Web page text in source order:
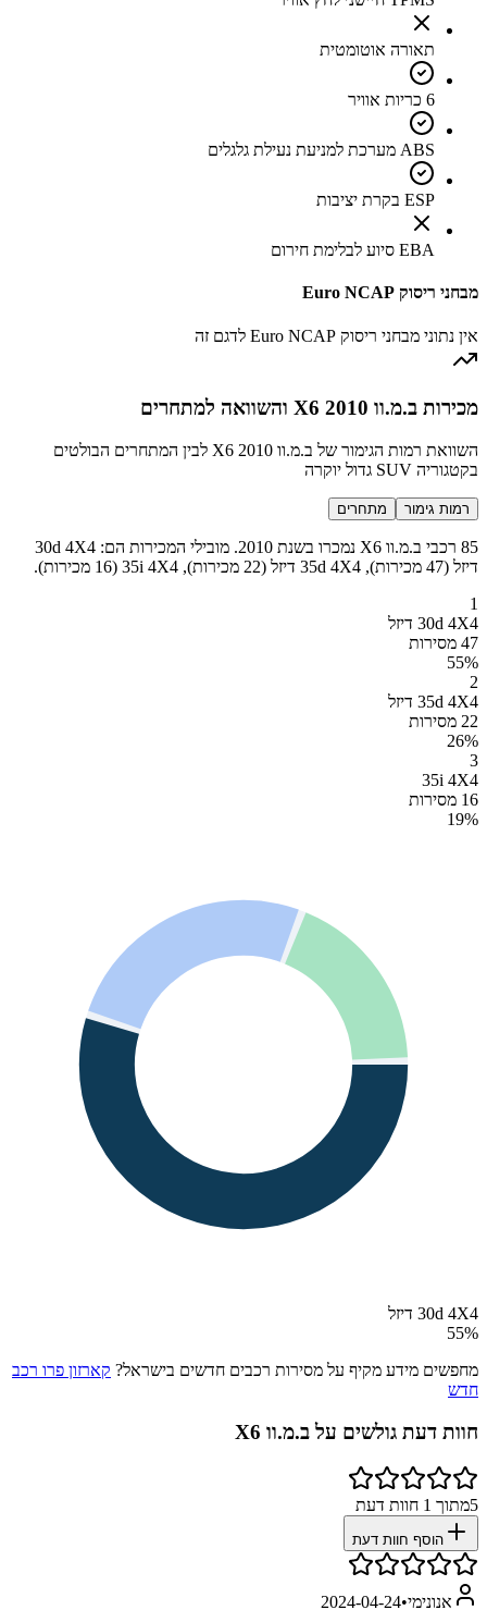
תאורה אוטומטית
6 כריות אוויר
ABS מערכת למניעת נעילת גלגלים
ESP בקרת יציבות
EBA סיוע לבלימת חירום
מבחני ריסוק Euro NCAP
אין נתוני מבחני ריסוק Euro NCAP לדגם זה
מכירות ב.מ.וו X6 2010 והשוואה למתחרים
השוואת רמות הגימור של ב.מ.וו X6 2010 לבין המתחרים הבולטים
בקטגוריה SUV גדול יוקרה
רמות גימור מתחרים
85 רכבי ב.מ.וו X6 נמכרו בשנת 2010. מובילי המכירות הם: 30d 4X4
דיזל (47 מכירות), 35d 4X4 דיזל (22 מכירות), 35i 4X4 (16 מכירות).
1
30d 4X4 דיזל
47 מסירות
55%
2
35d 4X4 דיזל
22 מסירות
26%
3
35i 4X4
16 מסירות
19%
30d 4X4 דיזל
55%
מחפשים מידע מקיף על מסירות רכבים חדשים בישראל? קארזון פרו רכב
חדש
חוות דעת גולשים על ב.מ.וו X6
5מתוך 1 חוות דעת
הוסף חוות דעת
אנונימי•
2024-04-24